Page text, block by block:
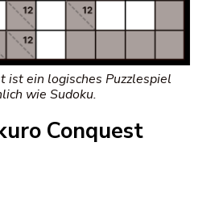
ist ein logisches Puzzlespiel
wie Sudoku.
Conquest